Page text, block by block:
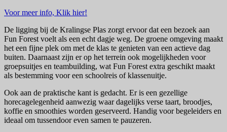
Voor meer info, Klik hier!
De ligging bij de Kralingse Plas zorgt ervoor dat een bezoek aan
Fun Forest voelt als een echt dagje weg. De groene omgeving maakt
het een fijne plek om met de klas te genieten van een actieve dag
buiten. Daarnaast zijn er op het terrein ook mogelijkheden voor
groepsuitjes en teambuilding, wat Fun Forest extra geschikt maakt
als bestemming voor een schoolreis of klassenuitje.
Ook aan de praktische kant is gedacht. Er is een gezellige
horecagelegenheid aanwezig waar dagelijks verse taart, broodjes,
koffie en smoothies worden geserveerd. Handig voor begeleiders en
ideaal om tussendoor even samen te pauzeren.